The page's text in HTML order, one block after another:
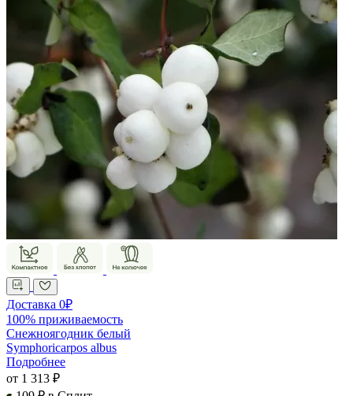
Доставка 0₽
100% приживаемость
Снежноягодник белый
Symphoricarpos albus
Подробнее
от 1 313 ₽